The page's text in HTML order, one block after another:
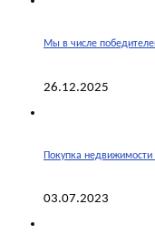
Мы в числе
26.12.2025
Покупка
03.07.2023